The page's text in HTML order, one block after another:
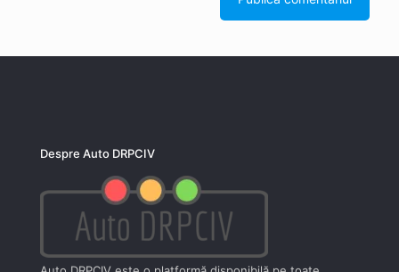
Despre Auto DRPCIV